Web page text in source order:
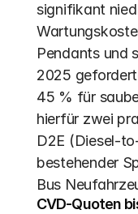
signifikant
Pendants und
2025
45 % für
hierfür zwei
D2E (Diesel-
bestehender
Bus
CVD-Quoten